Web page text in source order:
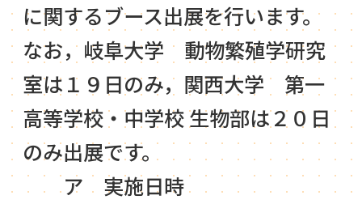
に関するブース出展を行います。
なお，岐阜大学 動物繁殖学研究
室は１９日のみ，関西大学 第一
高等学校・中学校 生物部は２０日
のみ出展です。
ア 実施日時